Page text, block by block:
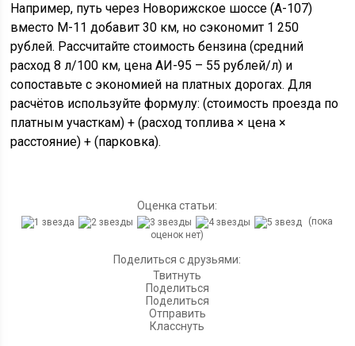
Например, путь через Новорижское шоссе (А-107)
вместо М-11 добавит 30 км, но сэкономит 1 250
рублей. Рассчитайте стоимость бензина (средний
расход 8 л/100 км, цена АИ-95 – 55 рублей/л) и
сопоставьте с экономией на платных дорогах. Для
расчётов используйте формулу: (стоимость проезда по
платным участкам) + (расход топлива × цена ×
расстояние) + (парковка).
Оценка статьи:
(пока
оценок нет)
Поделиться с друзьями:
Твитнуть
Поделиться
Поделиться
Отправить
Класснуть